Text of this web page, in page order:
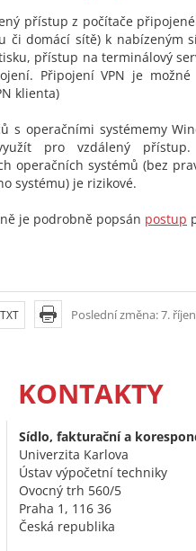
přístup z počítače
či domácí sítě) k nabízeným
přístup na terminálový
Připojení VPN je
klienta)
s operačními systémemy
pro vzdálený
operačních systémů (bez
systému) je rizikové.
je podrobně popsán postup
Poslední změna: 7.
TXT
KONTAKTY
Sídlo, fakturační a
Univerzita Karlova
Ústav výpočetní techniky
Ovocný trh 560/5
Praha 1, 116 36
Česká republika